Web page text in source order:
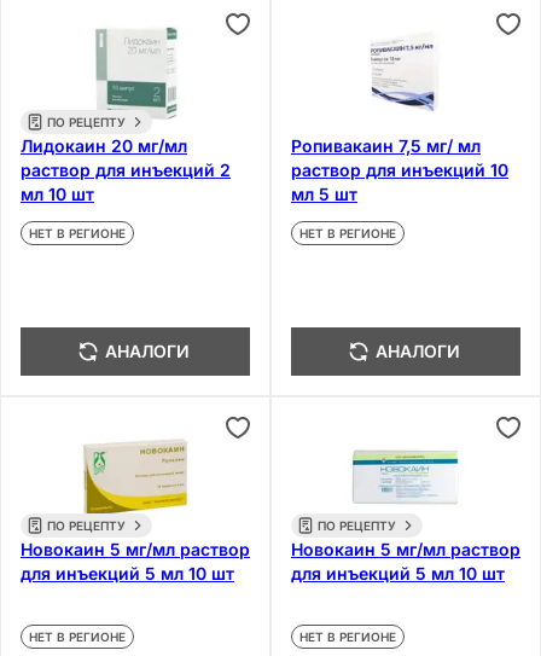
ПО РЕЦЕПТУ
Лидокаин 20 мг/мл
раствор для инъекций 2
мл 10 шт
НЕТ В РЕГИОНЕ
АНАЛОГИ
Ропивакаин 7,5 мг/ мл
раствор для инъекций 10
мл 5 шт
НЕТ В РЕГИОНЕ
АНАЛОГИ
ПО РЕЦЕПТУ
Новокаин 5 мг/мл раствор
для инъекций 5 мл 10 шт
НЕТ В РЕГИОНЕ
ПО РЕЦЕПТУ
Новокаин 5 мг/мл раствор
для инъекций 5 мл 10 шт
НЕТ В РЕГИОНЕ